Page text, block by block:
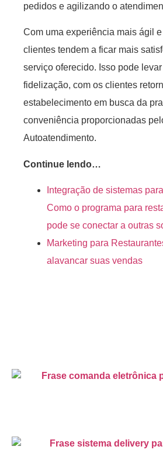
pedidos e agilizando o
Com uma experiência mais ágil
clientes tendem a ficar mais
serviço oferecido. Isso pode
fidelização, com os clientes
estabelecimento em busca da
conveniência proporcionadas
Autoatendimento.
Continue lendo…
Integração de sistemas
Como o programa para
pode se conectar a outras
Marketing para
alavancar suas vendas